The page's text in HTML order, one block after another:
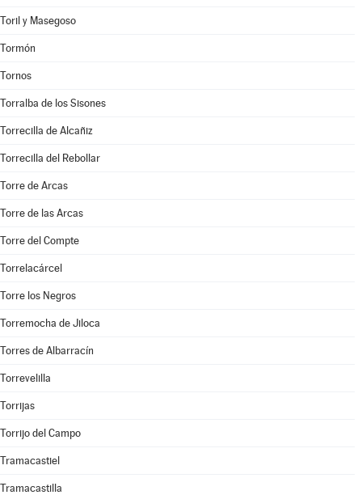
Toril y Masegoso
Tormón
Tornos
Torralba de los Sisones
Torrecilla de Alcañiz
Torrecilla del Rebollar
Torre de Arcas
Torre de las Arcas
Torre del Compte
Torrelacárcel
Torre los Negros
Torremocha de Jiloca
Torres de Albarracín
Torrevelilla
Torrijas
Torrijo del Campo
Tramacastiel
Tramacastilla